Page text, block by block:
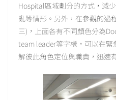
Hospital區域劃分的方式，減
亂等情形。另外，在參觀的過
三)，上面各有不同顏色分為
team leader等字樣，可以在
解彼此角色定位與職責，迅速